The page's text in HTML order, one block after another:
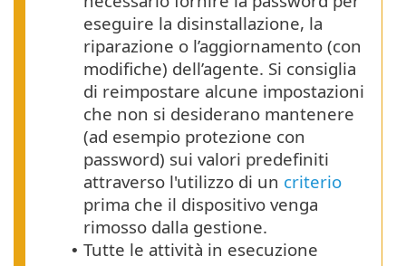
eseguire la disinstallazione, la
riparazione o l’aggiornamento (con
modifiche) dell’agente. Si consiglia
di reimpostare alcune impostazioni
che non si desiderano mantenere
(ad esempio protezione con
password) sui valori predefiniti
attraverso l'utilizzo di un criterio
prima che il dispositivo venga
rimosso dalla gestione.
• Tutte le attività in esecuzione